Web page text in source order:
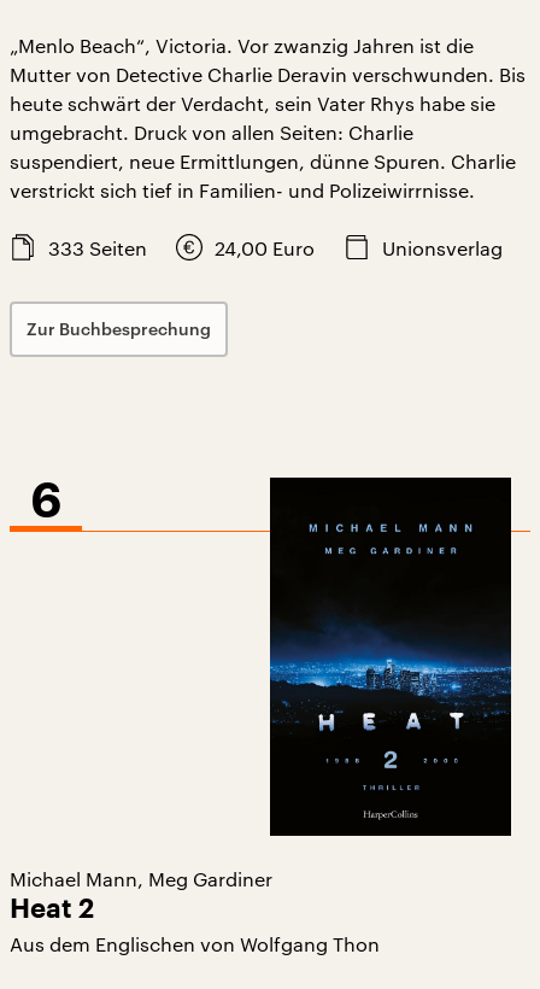
„Menlo Beach“, Victoria. Vor zwanzig Jahren ist die
Mutter von Detective Charlie Deravin verschwunden. Bis
heute schwärt der Verdacht, sein Vater Rhys habe sie
umgebracht. Druck von allen Seiten: Charlie
suspendiert, neue Ermittlungen, dünne Spuren. Charlie
verstrickt sich tief in Familien- und Polizeiwirrnisse.
333 Seiten 24,00 Euro Unionsverlag
Zur Buchbesprechung
6
Michael Mann, Meg Gardiner
Heat 2
Aus dem Englischen von Wolfgang Thon